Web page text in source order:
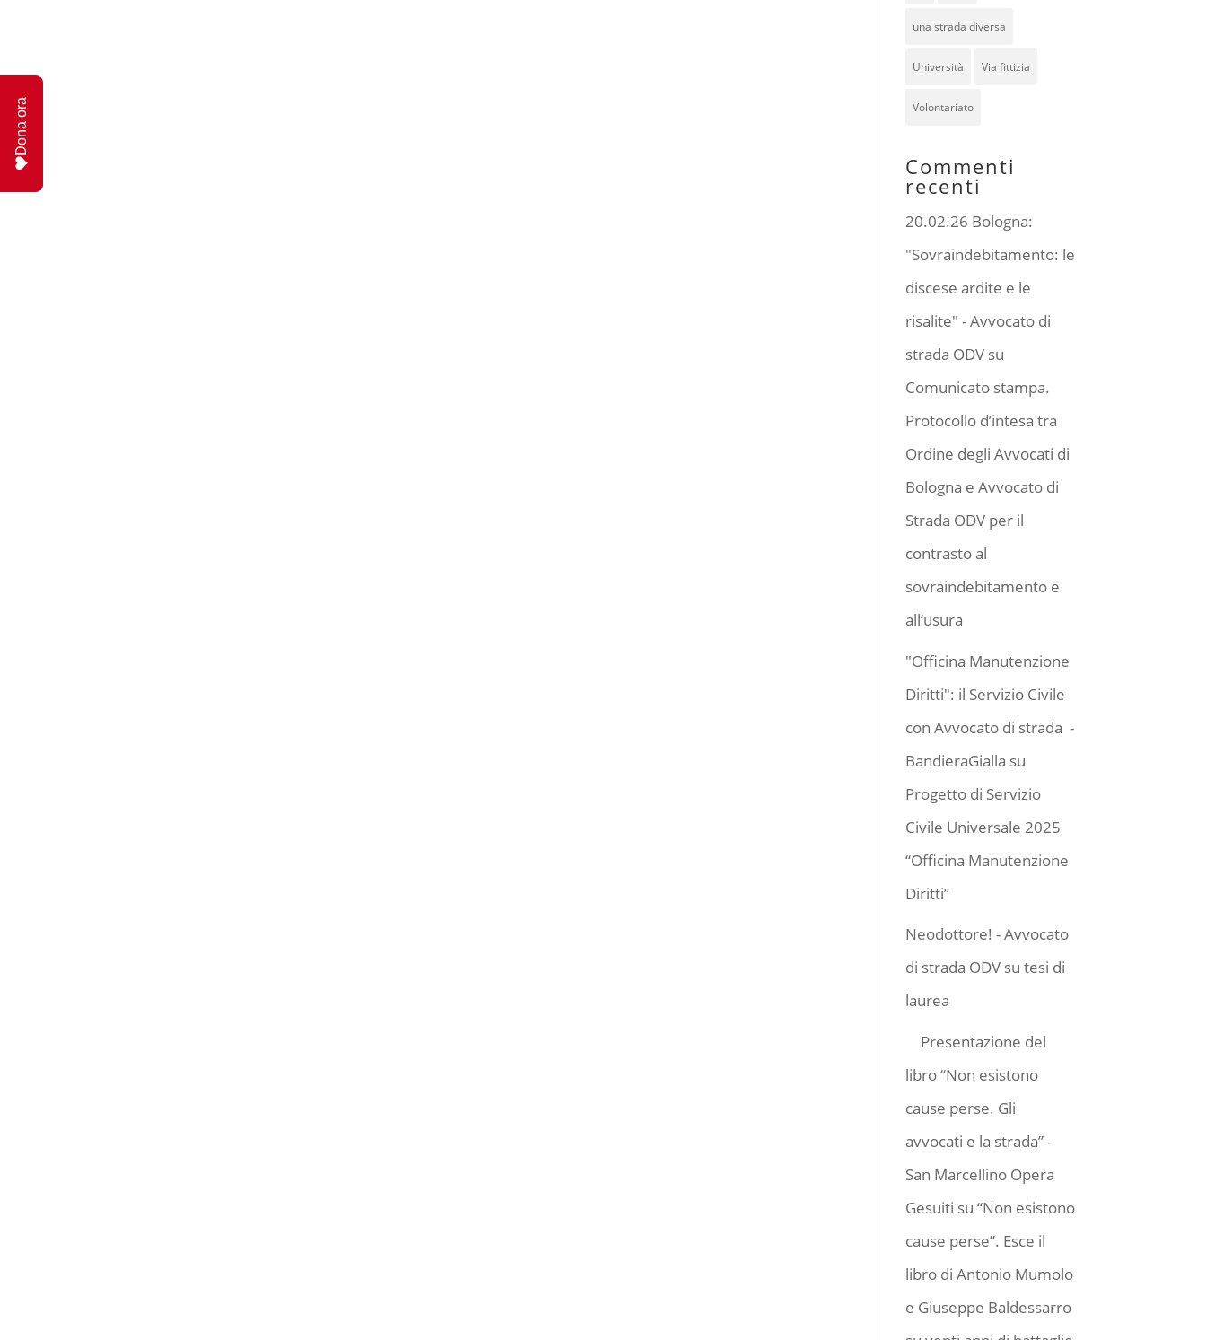
una strada diversa
Università Via fittizia
Volontariato
Commenti
recenti
20.02.26 Bologna:
"Sovraindebitamento: le
discese ardite e le
risalite" - Avvocato di
strada ODV su
Comunicato stampa.
Protocollo d’intesa tra
Ordine degli Avvocati di
Bologna e Avvocato di
Strada ODV per il
contrasto al
sovraindebitamento e
all’usura
"Officina Manutenzione
Diritti": il Servizio Civile
con Avvocato di strada -
BandieraGialla su
Progetto di Servizio
Civile Universale 2025
“Officina Manutenzione
Diritti”
Neodottore! - Avvocato
di strada ODV sutesi di
laurea
Presentazione del
libro “Non esistono
cause perse. Gli
avvocati e la strada” -
San Marcellino Opera
Gesuiti su“Non esistono
cause perse”. Esce il
libro di Antonio Mumolo
e Giuseppe Baldessarro
Dona ora